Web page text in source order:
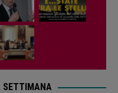
SETTIMANA